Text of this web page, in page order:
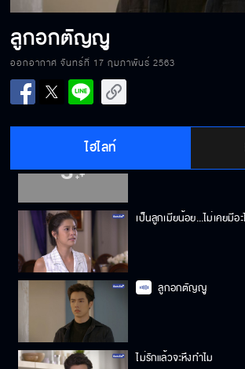
ลูกอกตัญญู
ออกอากาศ จันทร์ที่ 17 กุมภาพันธ์ 2563
ไฮไลท์
ผมขอโทษนะพ่อ
เป็นลูกเมียน้อย...ไม่เคยมีอะ
ลูกอกตัญญู
ไม่รักแล้วจะหึงทำไม